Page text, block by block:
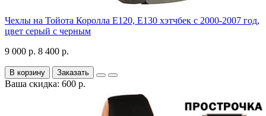
Чехлы на Тойота Королла Е120, Е130 хэтчбек с 2000-2007 год,
цвет серый с черным
9 000 р. 8 400 р.
В корзину Заказать
Ваша скидка: 600 р.